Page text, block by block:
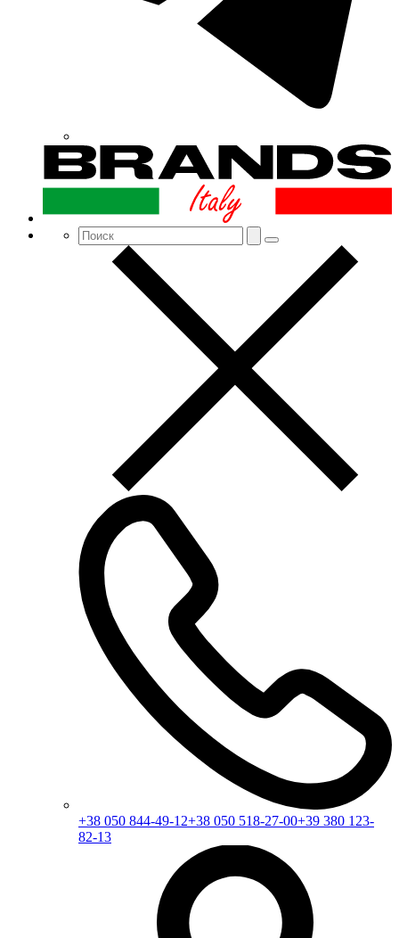
+38 050 844-49-12+38 050 518-27-00+39 380 123-
82-13